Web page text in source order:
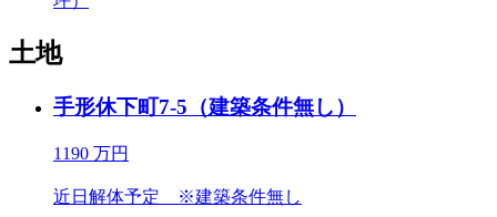
土地
手形休下町7-5（建築条件無し）
1190 万円
近日解体予定 ※建築条件無し